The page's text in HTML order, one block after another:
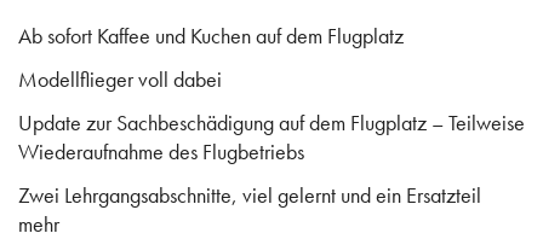
Ab sofort Kaffee und Kuchen auf dem Flugplatz
Modellflieger voll dabei
Update zur Sachbeschädigung auf dem Flugplatz – Teilweise
Wiederaufnahme des Flugbetriebs
Zwei Lehrgangsabschnitte, viel gelernt und ein Ersatzteil
mehr